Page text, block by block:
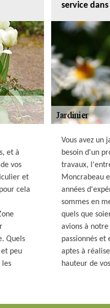
et à
vos
et
cela
Quels
peu
les
service
Vous avez un
besoin d'un
travaux,
Moncrabeau
années
sommes en
quels que
avions à
passionnés
aptes à
hauteur de